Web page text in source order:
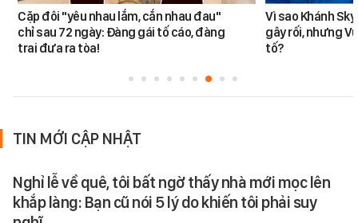
Cặp đôi "yêu nhau lắm, cắn nhau đau"
chỉ sau 72 ngày: Đàng gái tố cáo, đàng
trai đưa ra tòa!
Vì sao Khánh
gây rối, nhưng
tố?
TIN MỚI CẬP NHẬT
Nghỉ lễ về quê, tôi bất ngờ thấy nhà mới mọc lên
khắp làng: Bạn cũ nói 5 lý do khiến tôi phải suy